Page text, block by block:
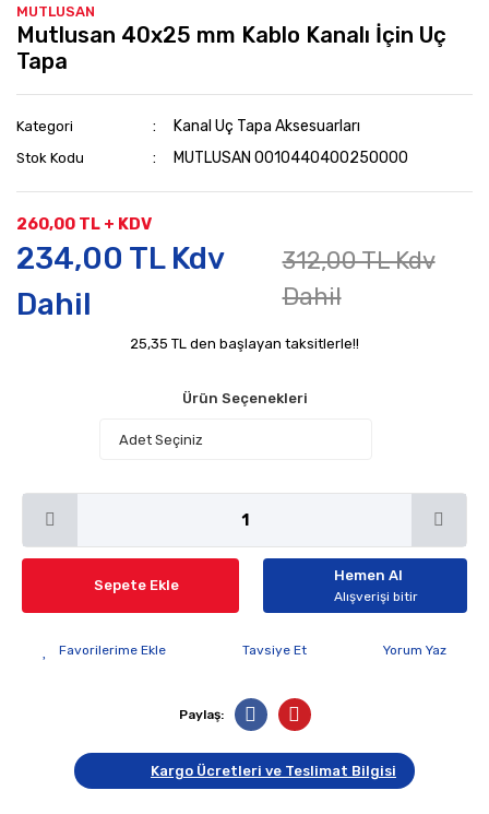
MUTLUSAN
Mutlusan 40x25 mm Kablo Kanalı İçin Uç
Tapa
Kategori Kanal Uç Tapa Aksesuarları
Stok Kodu MUTLUSAN 0010440400250000
260,00 TL + KDV
234,00 TL Kdv
Dahil
312,00 TL Kdv
Dahil
25,35 TL den başlayan taksitlerle!!
Ürün Seçenekleri
Sepete Ekle
Hemen Al
Alışverişi bitir
Tavsiye Et Yorum Yaz
Paylaş:
Kargo Ücretleri ve Teslimat Bilgisi